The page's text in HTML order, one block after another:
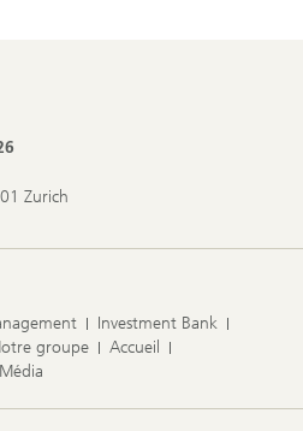
Zurich
Investment Bank
groupe
Accueil
Média